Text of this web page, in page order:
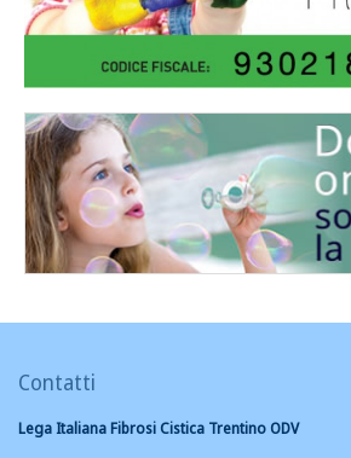
Contatti
Lega Italiana Fibrosi Cistica Trentino ODV